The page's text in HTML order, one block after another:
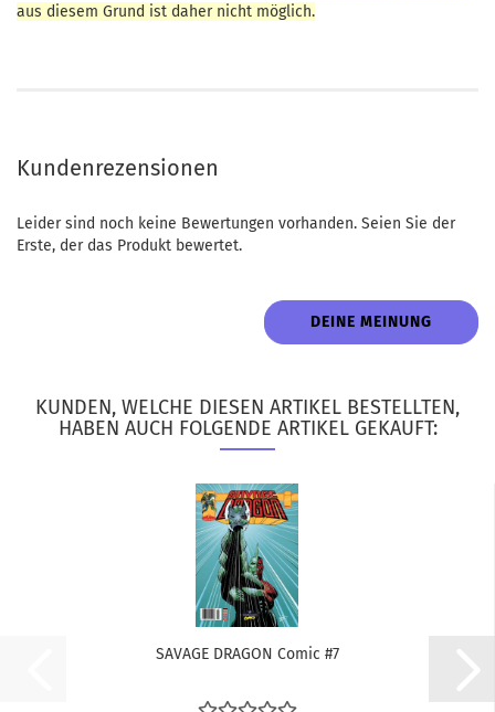
aus diesem Grund ist daher nicht möglich.
Kundenrezensionen
Leider sind noch keine Bewertungen vorhanden. Seien Sie der
Erste, der das Produkt bewertet.
DEINE MEINUNG
KUNDEN, WELCHE DIESEN ARTIKEL BESTELLTEN,
HABEN AUCH FOLGENDE ARTIKEL GEKAUFT:
SA­VA­GE DRA­GON Comic #7